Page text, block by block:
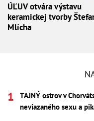
ÚĽUV otvára výstavu
keramickej tvorby
Mlícha
TAJNÝ ostrov v
neviazaného sexu a